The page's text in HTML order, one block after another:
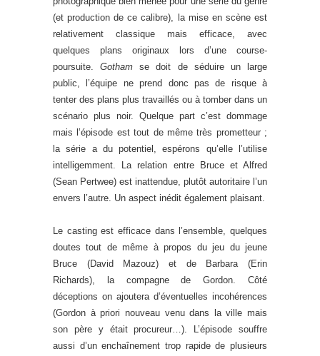
(et production de ce calibre), la mise en scène est
relativement classique mais efficace, avec
quelques plans originaux lors d’une course-
poursuite.Gotham se doit de séduire un large
public, l’équipe ne prend donc pas de risque à
tenter des plans plus travaillés ou à tomber dans un
scénario plus noir. Quelque part c’est dommage
mais l’épisode est tout de même très prometteur ;
la série a du potentiel, espérons qu’elle l’utilise
intelligemment. La relation entre Bruce et Alfred
(Sean Pertwee) est inattendue, plutôt autoritaire l’un
envers l’autre. Un aspect inédit également plaisant.
Le casting est efficace dans l’ensemble, quelques
doutes tout de même à propos du jeu du jeune
Bruce (David Mazouz) et de Barbara (Erin
Richards), la compagne de Gordon. Côté
déceptions on ajoutera d’éventuelles incohérences
(Gordon à priori nouveau venu dans la ville mais
son père y était procureur…). L’épisode souffre
aussi d’un enchaînement trop rapide de plusieurs